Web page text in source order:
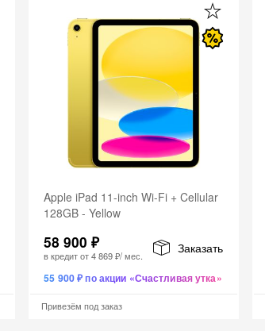
Apple iPad 11-inch Wi-Fi + Cellular
128GB - Yellow
58 900 ₽
в кредит от4 869 ₽/ мес.
Заказать
55 900 ₽ по акции «Счастливая утка»
Привезём под заказ